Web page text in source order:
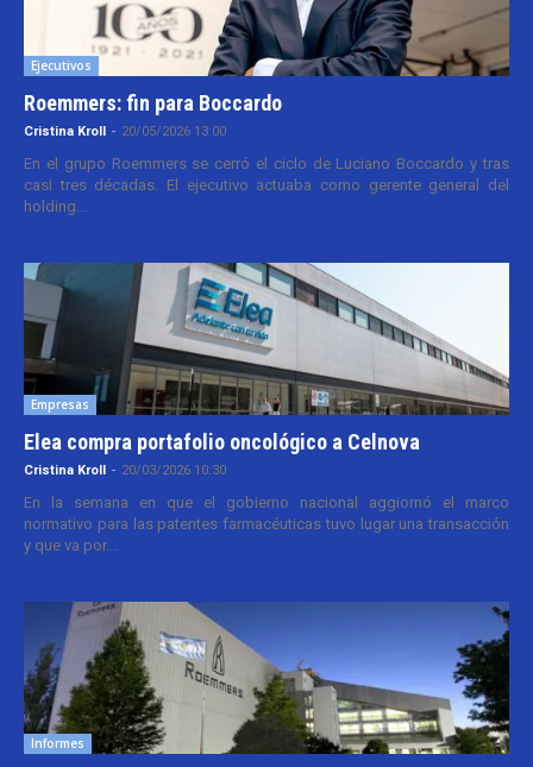
Ejecutivos
Roemmers: fin para Boccardo
Cristina Kroll - 20/05/2026 13:00
En el grupo Roemmers se cerró el ciclo de Luciano Boccardo y tras
casi tres décadas. El ejecutivo actuaba como gerente general del
holding...
Empresas
Elea compra portafolio oncológico a Celnova
Cristina Kroll - 20/03/2026 10:30
En la semana en que el gobierno nacional aggiornó el marco
normativo para las patentes farmacéuticas tuvo lugar una transacción
y que va por...
Informes